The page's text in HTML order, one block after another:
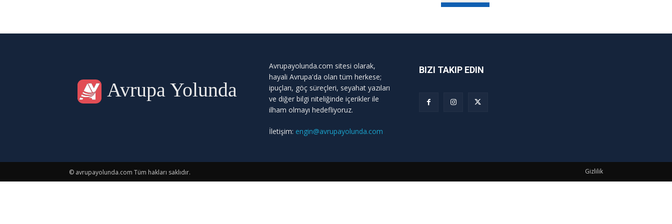
Avrupa Yolunda
Avrupayolunda.com sitesi olarak,
hayali Avrupa'da olan tüm herkese;
ipuçları, göç süreçleri, seyahat yazıları
ve diğer bilgi niteliğinde içerikler ile
ilham olmayı hedefliyoruz.
İletişim: engin@avrupayolunda.com
BIZI TAKIP EDIN
© avrupayolunda.com Tüm hakları saklıdır. Gizlilik